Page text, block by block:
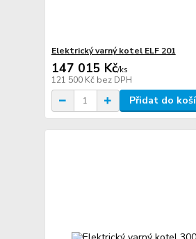
Elektrický varný kotel ELF 201
147 015 Kč/ks
121 500 Kč bez DPH
Přidat do